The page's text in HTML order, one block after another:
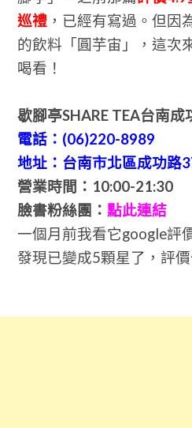
巡禮，已經有寫過。但因
的飲料「圓芋宙」，這次
喝看！
歇腳亭SHARE TEA台南
電話：(06)220-8989
地址：台南市北區成功路
營業時間：10:00-21:30
臉書粉絲團： 點此連結
一個月前我看它google評
發現已變成5顆星了，評價